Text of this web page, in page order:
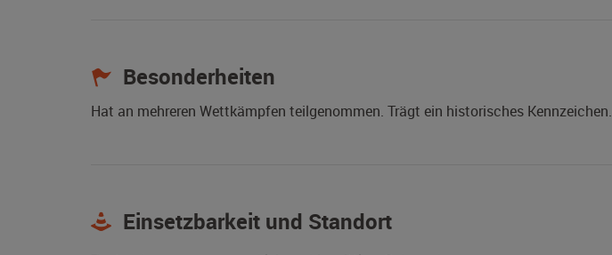
Besonderheiten
Hat an mehreren Wettkämpfen teilgenommen. Trägt ein historisches Kennzeichen.
Einsetzbarkeit und Standort